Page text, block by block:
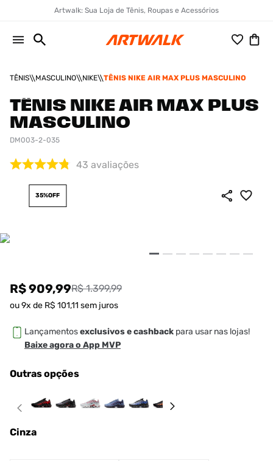
Artwalk: Sua Loja de Tênis, Roupas e Acessórios
TÊNIS MASCULINO NIKE TÊNIS NIKE AIR MAX PLUS MASCULINO
TÊNIS NIKE AIR MAX PLUS
MASCULINO
DM003-2-035
43 avaliações
35%OFF
R$ 909,99R$ 1.399,99
ou9x de R$ 101,11 sem juros
Lançamentosexclusivos e cashback para usar nas lojas!
Baixe agora o App MVP
Outras opções
Cinza